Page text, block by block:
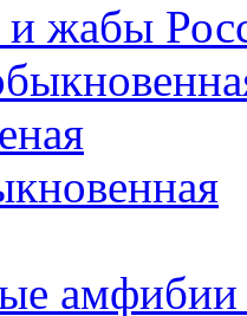
жабы